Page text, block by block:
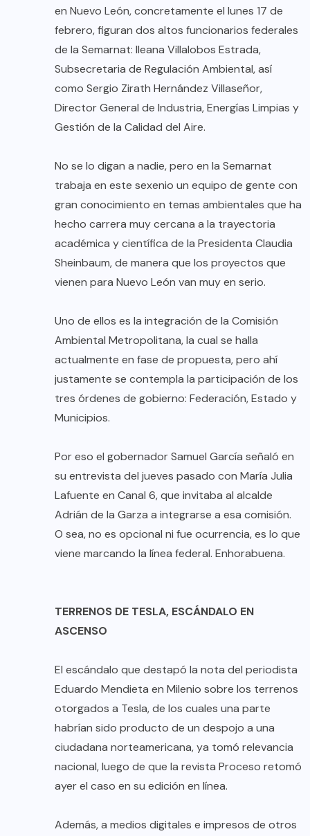
en Nuevo León, concretamente el lunes 17 de
febrero, figuran dos altos funcionarios federales
de la Semarnat: Ileana Villalobos Estrada,
Subsecretaria de Regulación Ambiental, así
como Sergio Zirath Hernández Villaseñor,
Director General de Industria, Energías Limpias y
Gestión de la Calidad del Aire.
No se lo digan a nadie, pero en la Semarnat
trabaja en este sexenio un equipo de gente con
gran conocimiento en temas ambientales que ha
hecho carrera muy cercana a la trayectoria
académica y científica de la Presidenta Claudia
Sheinbaum, de manera que los proyectos que
vienen para Nuevo León van muy en serio.
Uno de ellos es la integración de la Comisión
Ambiental Metropolitana, la cual se halla
actualmente en fase de propuesta, pero ahí
justamente se contempla la participación de los
tres órdenes de gobierno: Federación, Estado y
Municipios.
Por eso el gobernador Samuel García señaló en
su entrevista del jueves pasado con María Julia
Lafuente en Canal 6, que invitaba al alcalde
Adrián de la Garza a integrarse a esa comisión.
O sea, no es opcional ni fue ocurrencia, es lo que
viene marcando la línea federal. Enhorabuena.
TERRENOS DE TESLA, ESCÁNDALO EN
ASCENSO
El escándalo que destapó la nota del periodista
Eduardo Mendieta en Milenio sobre los terrenos
otorgados a Tesla, de los cuales una parte
habrían sido producto de un despojo a una
ciudadana norteamericana, ya tomó relevancia
nacional, luego de que la revista Proceso retomó
ayer el caso en su edición en línea.
Además, a medios digitales e impresos de otros